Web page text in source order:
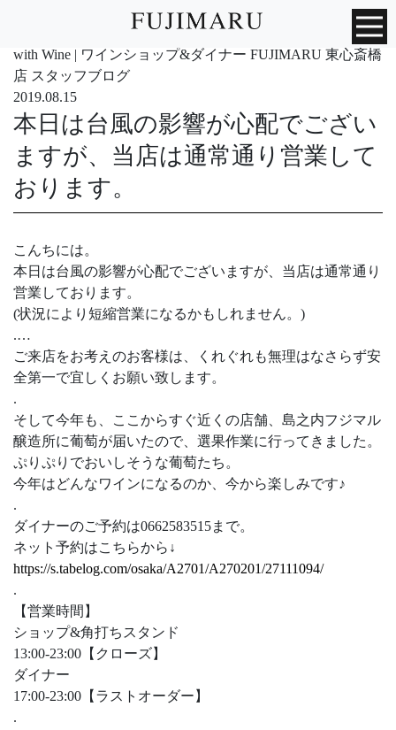
with Wine | ワインショップ&ダイナー FUJIMARU 東心斎橋
店 スタッフブログ
2019.08.15
本日は台風の影響が心配でござい
ますが、当店は通常通り営業して
おります。
こんちには。
本日は台風の影響が心配でございますが、当店は通常通り
営業しております。
(状況により短縮営業になるかもしれません。)
.…
ご来店をお考えのお客様は、くれぐれも無理はなさらず安
全第一で宜しくお願い致します。
.
そして今年も、ここからすぐ近くの店舗、島之内フジマル
醸造所に葡萄が届いたので、選果作業に行ってきました。
ぷりぷりでおいしそうな葡萄たち。
今年はどんなワインになるのか、今から楽しみです♪
.
ダイナーのご予約は0662583515まで。
ネット予約はこちらから↓
https://s.tabelog.com/osaka/A2701/A270201/27111094/
.
【営業時間】
ショップ&角打ちスタンド
13:00-23:00【クローズ】
ダイナー
17:00-23:00【ラストオーダー】
.